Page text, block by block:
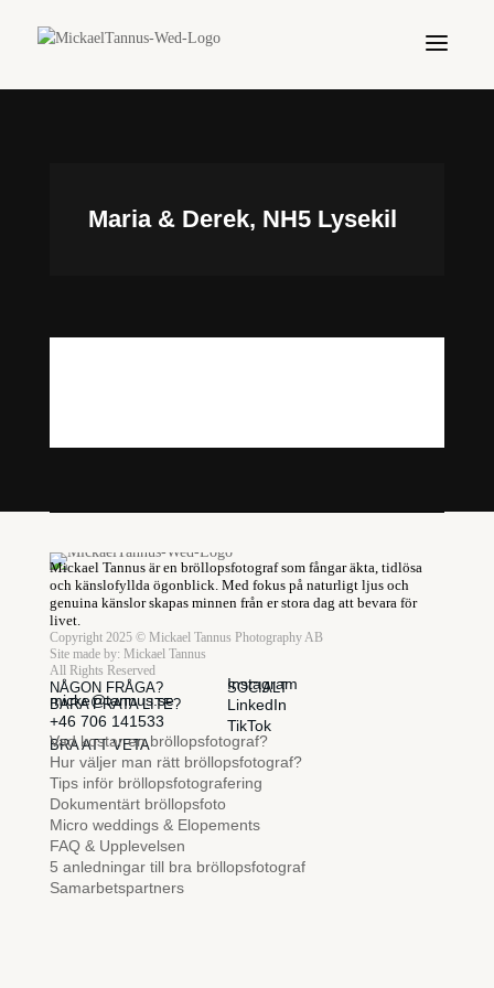
Maria & Derek, NH5 Lysekil
Mickael Tannus är en bröllopsfotograf som fångar äkta, tidlösa
och känslofyllda ögonblick. Med fokus på naturligt ljus och
genuina känslor skapas minnen från er stora dag att bevara för
livet.
Copyright 2025 © Mickael Tannus Photography AB
Site made by: Mickael Tannus
All Rights Reserved
NÅGON FRÅGA?
BARA PRATA LITE?
micke@tannus.se
+46 706 141533
SOCIALT
Instagram
LinkedIn
TikTok
BRA ATT VETA
Vad kostar en bröllopsfotograf?
Hur väljer man rätt bröllopsfotograf?
Tips inför bröllopsfotografering
Dokumentärt bröllopsfoto
Micro weddings & Elopements
FAQ & Upplevelsen
5 anledningar till bra bröllopsfotograf
Samarbetspartners